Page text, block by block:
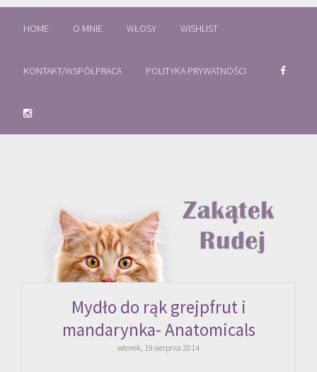
HOME O MNIE WŁOSY WISHLIST
KONTAKT/WSPÓŁPRACA POLITYKA PRYWATNOŚCI
Mydło do rąk grejpfrut i
mandarynka- Anatomicals
wtorek, 19 sierpnia 2014